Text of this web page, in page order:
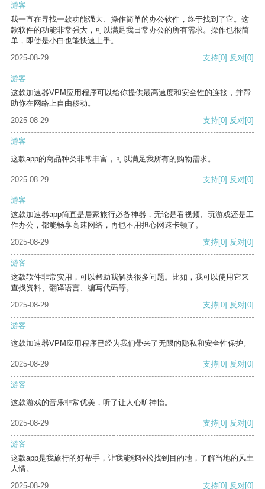
游客
我一直在寻找一款功能强大、操作简单的办公软件，终于找到了它。这
款软件的功能非常强大，可以满足我日常办公的所有需求。操作也很简
单，即使是小白也能快速上手。
2025-08-29
支持[0] 反对[0]
游客
这款加速器VPM应用程序可以给你提供最高速度和安全性的连接，并帮
助你在网络上自由移动。
2025-08-29
支持[0] 反对[0]
游客
这款app的商品种类非常丰富，可以满足我所有的购物需求。
2025-08-29 支持[0] 反对[0]
游客
这款加速器app简直是居家旅行必备神器，无论是看视频、玩游戏还是工
作办公，都能畅享高速网络，再也不用担心网速卡顿了。
2025-08-29
支持[0] 反对[0]
游客
这款软件非常实用，可以帮助我解决很多问题。比如，我可以使用它来
查找资料、翻译语言、编写代码等。
2025-08-29
支持[0] 反对[0]
游客
这款加速器VPM应用程序已经为我们带来了无限的隐私和安全性保护。
2025-08-29 支持[0] 反对[0]
游客
这款游戏的音乐非常优美，听了让人心旷神怡。
2025-08-29 支持[0] 反对[0]
游客
这款app是我旅行的好帮手，让我能够轻松找到目的地，了解当地的风土
人情。
2025-08-29
支持[0] 反对[0]